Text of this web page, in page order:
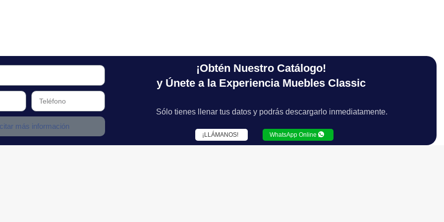
más información
¡Obtén Nuestro Catálogo!
y Únete a la Experiencia Muebles Classic
Sólo tienes llenar tus datos y podrás descargarlo inmediatamente.
¡LLÁMANOS! WhatsApp Online